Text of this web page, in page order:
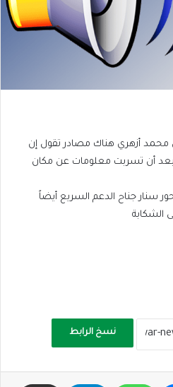
أزهري هناك مصادر تقول إن
أن تسربت معلومات عن مكان
سنار جناح الدعم السريع أيضاً
الشكابة
نسخ الرابط